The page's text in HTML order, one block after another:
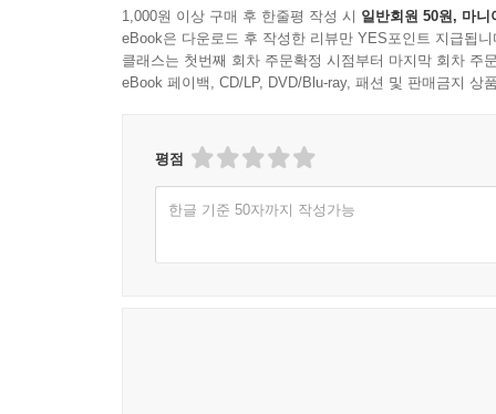
1,000원 이상 구매 후 한줄평 작성 시 일반회원 50원, 마니
eBook은 다운로드 후 작성한 리뷰만 YES포인트 지급됩니
클래스는 첫번째 회차 주문확정 시점부터 마지막 회차 주
eBook 페이백, CD/LP, DVD/Blu-ray, 패션 및 판매금지 상
평점
한글 기준 50자까지 작성가능